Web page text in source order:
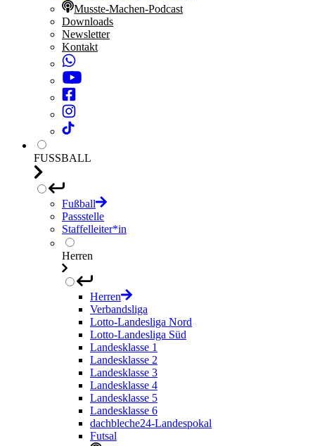
Musste-Machen-Podcast
Downloads
Newsletter
Kontakt
FUSSBALL
Fußball
Passstelle
Staffelleiter*in
Herren
Herren
Verbandsliga
Lotto-Landesliga Nord
Lotto-Landesliga Süd
Landesklasse 1
Landesklasse 2
Landesklasse 3
Landesklasse 4
Landesklasse 5
Landesklasse 6
dachbleche24-Landespokal
Futsal